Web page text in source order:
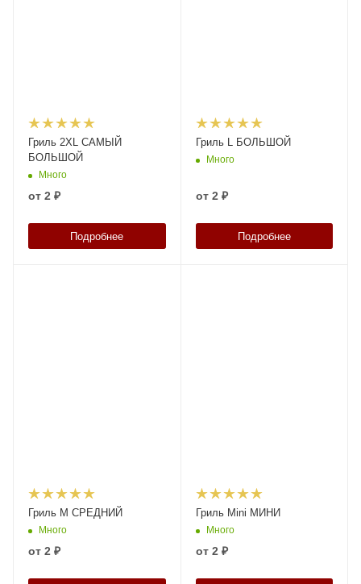
Гриль 2XL САМЫЙ
БОЛЬШОЙ
Много
от 2 ₽
Подробнее
Гриль L БОЛЬШОЙ
Много
от 2 ₽
Подробнее
Гриль M СРЕДНИЙ
Много
от 2 ₽
Гриль Mini МИНИ
Много
от 2 ₽